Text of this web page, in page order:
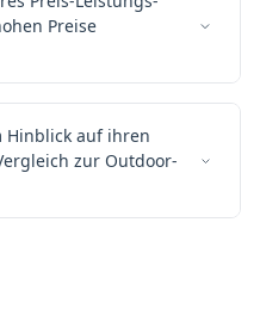
Preise
Hinblick auf ihren
zur Outdoor-